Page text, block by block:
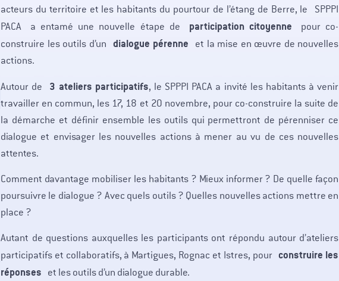
acteurs du territoire et les habitants du pourtour de l’étang de Berre, le SPPPI
PACA a entamé une nouvelle étape de participation citoyenne pour co-
construire les outils d’un dialogue pérenne et la mise en œuvre de nouvelles
actions.
Autour de 3 ateliers participatifs, le SPPPI PACA a invité les habitants à venir
travailler en commun, les 17, 18 et 20 novembre, pour co-construire la suite de
la démarche et définir ensemble les outils qui permettront de pérenniser ce
dialogue et envisager les nouvelles actions à mener au vu de ces nouvelles
attentes.
Comment davantage mobiliser les habitants ? Mieux informer ? De quelle façon
poursuivre le dialogue ? Avec quels outils ? Quelles nouvelles actions mettre en
place ?
Autant de questions auxquelles les participants ont répondu autour d’ateliers
participatifs et collaboratifs, à Martigues, Rognac et Istres, pourconstruire les
réponses et les outils d’un dialogue durable.